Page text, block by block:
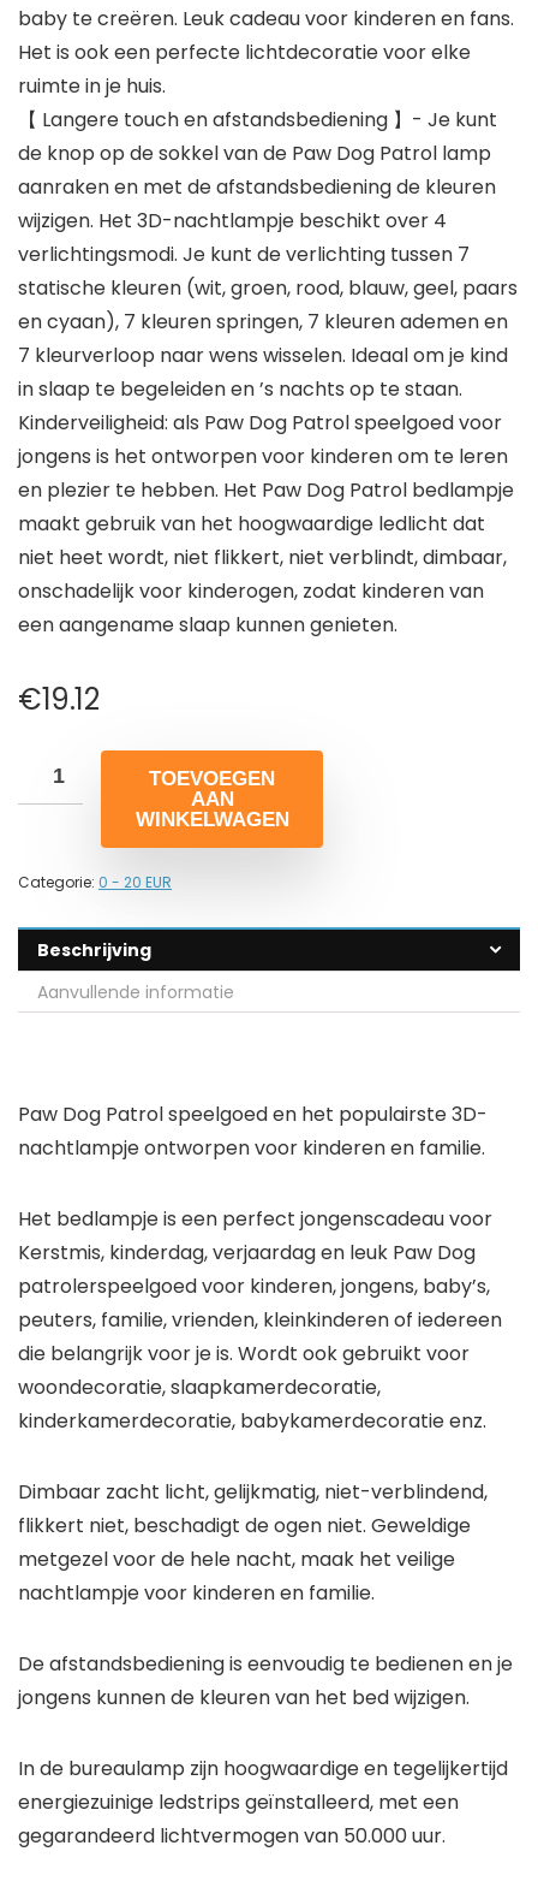
baby te creëren. Leuk cadeau voor kinderen en fans.
Het is ook een perfecte lichtdecoratie voor elke
ruimte in je huis.
【 Langere touch en afstandsbediening 】- Je kunt
de knop op de sokkel van de Paw Dog Patrol lamp
aanraken en met de afstandsbediening de kleuren
wijzigen. Het 3D-nachtlampje beschikt over 4
verlichtingsmodi. Je kunt de verlichting tussen 7
statische kleuren (wit, groen, rood, blauw, geel, paars
en cyaan), 7 kleuren springen, 7 kleuren ademen en
7 kleurverloop naar wens wisselen. Ideaal om je kind
in slaap te begeleiden en ’s nachts op te staan.
Kinderveiligheid: als Paw Dog Patrol speelgoed voor
jongens is het ontworpen voor kinderen om te leren
en plezier te hebben. Het Paw Dog Patrol bedlampje
maakt gebruik van het hoogwaardige ledlicht dat
niet heet wordt, niet flikkert, niet verblindt, dimbaar,
onschadelijk voor kinderogen, zodat kinderen van
een aangename slaap kunnen genieten.
€19.12
TOEVOEGEN
AAN
WINKELWAGEN
Categorie: 0 - 20 EUR
Beschrijving
Aanvullende informatie
Paw Dog Patrol speelgoed en het populairste 3D-
nachtlampje ontworpen voor kinderen en familie.
Het bedlampje is een perfect jongenscadeau voor
Kerstmis, kinderdag, verjaardag en leuk Paw Dog
patrolerspeelgoed voor kinderen, jongens, baby’s,
peuters, familie, vrienden, kleinkinderen of iedereen
die belangrijk voor je is. Wordt ook gebruikt voor
woondecoratie, slaapkamerdecoratie,
kinderkamerdecoratie, babykamerdecoratie enz.
Dimbaar zacht licht, gelijkmatig, niet-verblindend,
flikkert niet, beschadigt de ogen niet. Geweldige
metgezel voor de hele nacht, maak het veilige
nachtlampje voor kinderen en familie.
De afstandsbediening is eenvoudig te bedienen en je
jongens kunnen de kleuren van het bed wijzigen.
In de bureaulamp zijn hoogwaardige en tegelijkertijd
energiezuinige ledstrips geïnstalleerd, met een
gegarandeerd lichtvermogen van 50.000 uur.